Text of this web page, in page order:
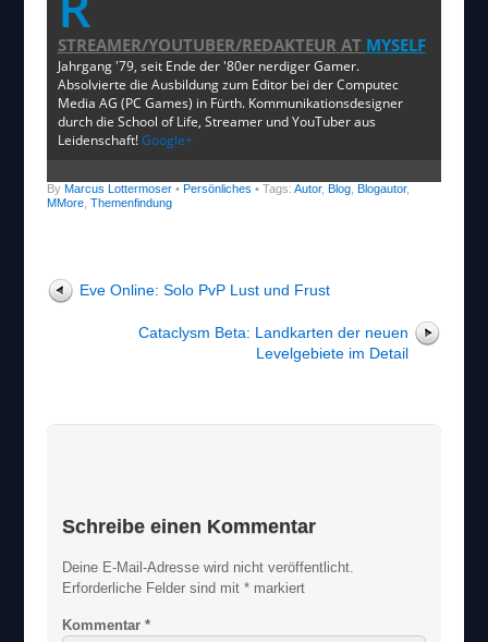
STREAMER/YOUTUBER/REDAKTEUR AT MYSELF
Jahrgang '79, seit Ende der '80er nerdiger Gamer.
Absolvierte die Ausbildung zum Editor bei der Computec
Media AG (PC Games) in Fürth. Kommunikationsdesigner
durch die School of Life, Streamer und YouTuber aus
Leidenschaft!Google+
By Marcus Lottermoser• Persönliches • Tags: Autor, Blog, Blogautor,
MMore, Themenfindung
Eve Online: Solo PvP Lust und Frust
Cataclysm Beta: Landkarten der neuen
Levelgebiete im Detail
Schreibe einen Kommentar
Deine E-Mail-Adresse wird nicht veröffentlicht.
Erforderliche Felder sind mit* markiert
Kommentar*